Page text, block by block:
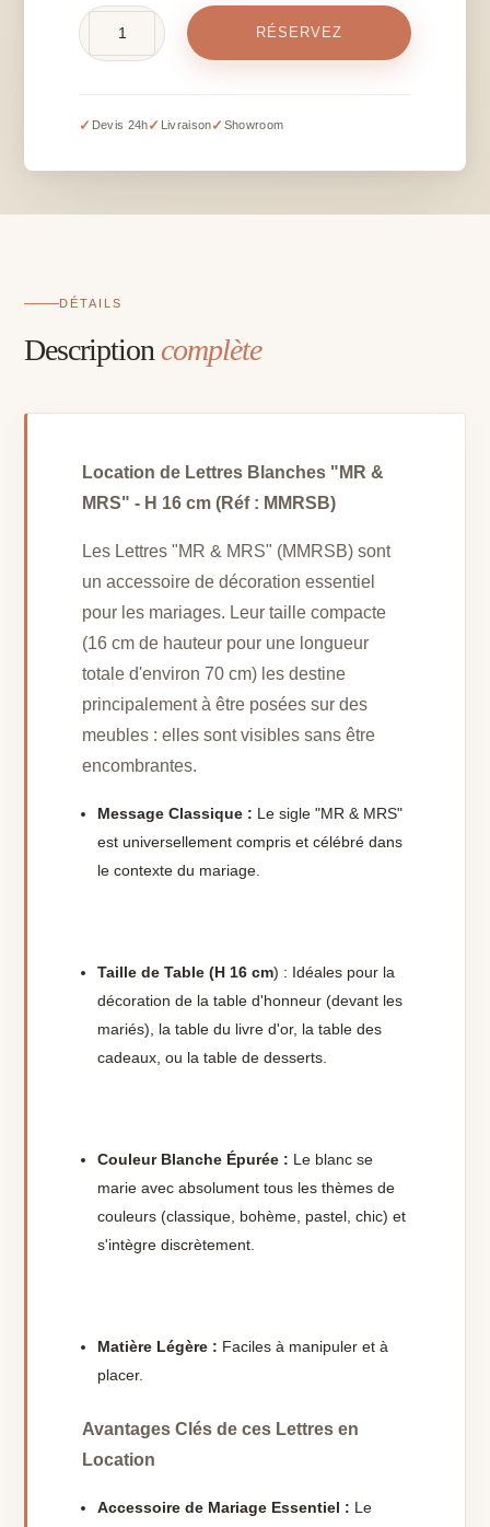
&
en
cm
RÉSERVEZ
✓ Devis 24h✓ Livraison✓ Showroom
DÉTAILS
Description complète
Location de Lettres Blanches "MR &
MRS" - H 16 cm (Réf : MMRSB)
Les Lettres "MR & MRS" (MMRSB) sont
un accessoire de décoration essentiel
pour les mariages. Leur taille compacte
(16 cm de hauteur pour une longueur
totale d'environ 70 cm) les destine
principalement à être posées sur des
meubles : elles sont visibles sans être
encombrantes.
Message Classique : Le sigle "MR & MRS"
est universellement compris et célébré dans
le contexte du mariage.
Taille de Table (H 16 cm) : Idéales pour la
décoration de la table d'honneur (devant les
mariés), la table du livre d'or, la table des
cadeaux, ou la table de desserts.
Couleur Blanche Épurée : Le blanc se
marie avec absolument tous les thèmes de
couleurs (classique, bohème, pastel, chic) et
s'intègre discrètement.
Matière Légère : Faciles à manipuler et à
placer.
Avantages Clés de ces Lettres en
Location
Accessoire de Mariage Essentiel : Le